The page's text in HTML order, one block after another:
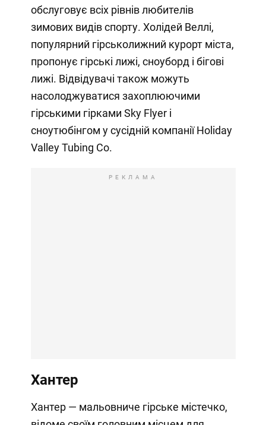
обслуговує всіх рівнів любителів
зимових видів спорту. Холідей Веллі,
популярний гірськолижний курорт міста,
пропонує гірські лижі, сноуборд і бігові
лижі. Відвідувачі також можуть
насолоджуватися захоплюючими
гірськими гірками Sky Flyer і
сноутюбінгом у сусідній компанії Holiday
Valley Tubing Co.
РЕКЛАМА
Хантер
Хантер — мальовниче гірське містечко,